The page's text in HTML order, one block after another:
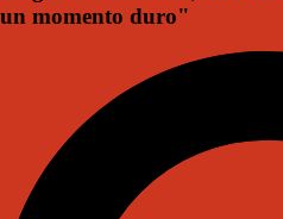
un momento duro"